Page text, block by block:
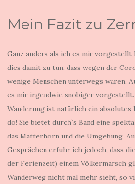
Mein Fazit zu
Ganz anders als ich es mir vorgestellt
dies damit zu tun, dass wegen der
wenige Menschen unterwegs waren.
es mir irgendwie snobiger vorgestellt.
Wanderung ist natürlich ein
do! Sie bietet durch`s Band eine
das Matterhorn und die Umgebung.
Gesprächen erfuhr ich jedoch, dass
der Ferienzeit) einem Völkermarsch
Wanderweg nicht mal mehr sieht, so